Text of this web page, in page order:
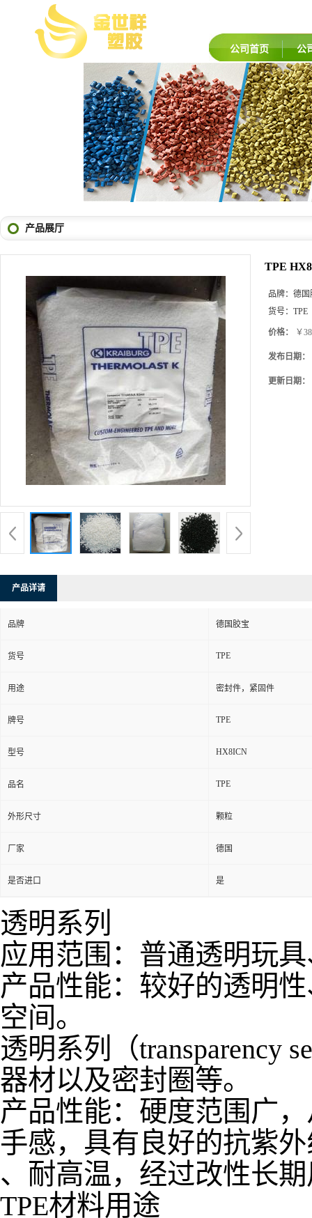
公司首页 公
产品展厅
TPE
品牌： 德国
货号： TPE
价格： ￥
发布日期：
更新日期：
产品详请
品牌 德国胶宝
货号 TPE
用途 密封件，紧固件
牌号 TPE
型号 HX8ICN
品名 TPE
外形尺寸 颗粒
厂家 德国
是否进口 是
透明系列
应用范围：普通透明玩
产品性能：较好的透明
空间。
透明系列（transparency
器材以及密封圈等。
产品性能：硬度范围广
手感，具有良好的抗紫
、耐高温，经过改性长
TPE材料用途